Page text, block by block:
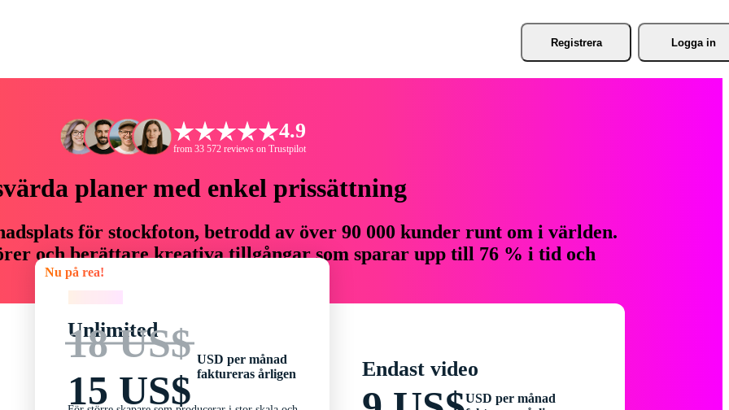
Registrera Logga in
4.9
from 33 572 reviews on Trustpilot
planer med enkel prissättning
för stockfoton, betrodd av över 90 000 kunder runt om i världen.
och berättare kreativa tillgångar som sparar upp till 76 % i tid och
Nu på rea!
Unlimited
18 US$
15 US$
USD per månad
faktureras årligen
Endast video
USD per månad